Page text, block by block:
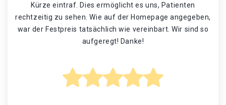
Kürze eintraf. Dies ermöglicht es uns, Patienten
rechtzeitig zu sehen. Wie auf der Homepage angegeben,
war der Festpreis tatsächlich wie vereinbart. Wir sind so
aufgeregt! Danke!